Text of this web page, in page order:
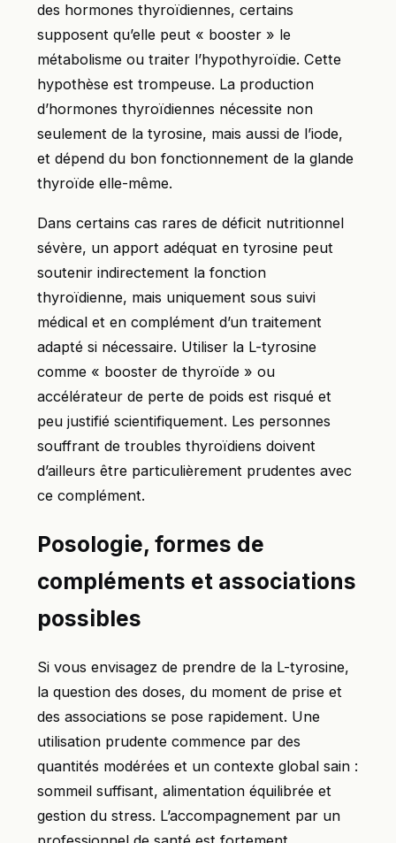
des hormones thyroïdiennes, certains
supposent qu’elle peut « booster » le
métabolisme ou traiter l’hypothyroïdie. Cette
hypothèse est trompeuse. La production
d’hormones thyroïdiennes nécessite non
seulement de la tyrosine, mais aussi de l’iode,
et dépend du bon fonctionnement de la glande
thyroïde elle-même.
Dans certains cas rares de déficit nutritionnel
sévère, un apport adéquat en tyrosine peut
soutenir indirectement la fonction
thyroïdienne, mais uniquement sous suivi
médical et en complément d’un traitement
adapté si nécessaire. Utiliser la L-tyrosine
comme « booster de thyroïde » ou
accélérateur de perte de poids est risqué et
peu justifié scientifiquement. Les personnes
souffrant de troubles thyroïdiens doivent
d’ailleurs être particulièrement prudentes avec
ce complément.
Posologie, formes de
compléments et associations
possibles
Si vous envisagez de prendre de la L-tyrosine,
la question des doses, du moment de prise et
des associations se pose rapidement. Une
utilisation prudente commence par des
quantités modérées et un contexte global sain :
sommeil suffisant, alimentation équilibrée et
gestion du stress. L’accompagnement par un